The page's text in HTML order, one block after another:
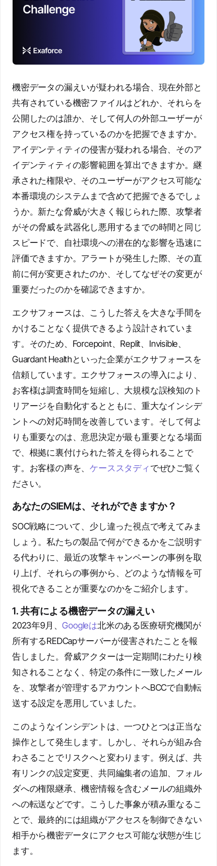
機密データの漏えいが疑われる場合、現在外部と
共有されている機密ファイルはどれか、それらを
公開したのは誰か、そして何人の外部ユーザーが
アクセス権を持っているのかを把握できますか。
アイデンティティの侵害が疑われる場合、そのア
イデンティティの影響範囲を算出できますか。継
承された権限や、そのユーザーがアクセス可能な
本番環境のシステムまで含めて把握できるでしょ
うか。新たな脅威が大きく報じられた際、攻撃者
がその脅威を武器化し悪用するまでの時間と同じ
スピードで、自社環境への潜在的な影響を迅速に
評価できますか。アラートが発生した際、その直
前に何が変更されたのか、そしてなぜその変更が
重要だったのかを確認できますか。
エクサフォースは、こうした答えを大きな手間を
かけることなく提供できるよう設計されていま
す。そのため、Forcepoint、Replit、Invisible、
Guardant Healthといった企業がエクサフォースを
信頼しています。エクサフォースの導入により、
お客様は調査時間を短縮し、大規模な誤検知のト
リアージを自動化するとともに、重大なインシデ
ントへの対応時間を改善しています。そして何よ
りも重要なのは、意思決定が最も重要となる場面
で、根拠に裏付けられた答えを得られることで
す。お客様の声を、ケーススタディ でぜひご覧く
ださい。
あなたのSIEMは、それができますか？
SOC戦略について、少し違った視点で考えてみま
しょう。私たちの製品で何ができるかをご説明す
る代わりに、最近の攻撃キャンペーンの事例を取
り上げ、それらの事例から、どのような情報を可
視化できることが重要なのかをご紹介します。
1. 共有による機密データの漏えい
2023年9月、Googleは北米のある医療研究機関が
所有するREDCapサーバーが侵害されたことを報
告しました。脅威アクターは一定期間にわたり検
知されることなく、特定の条件に一致したメール
を、攻撃者が管理するアカウントへBCCで自動転
送する設定を悪用していました。
このようなインシデントは、一つひとつは正当な
操作として発生します。しかし、それらが組み合
わさることでリスクへと変わります。例えば、共
有リンクの設定変更、共同編集者の追加、フォル
ダへの権限継承、機密情報を含むメールの組織外
への転送などです。こうした事象が積み重なるこ
とで、最終的には組織がアクセスを制御できない
相手から機密データにアクセス可能な状態が生じ
ます。